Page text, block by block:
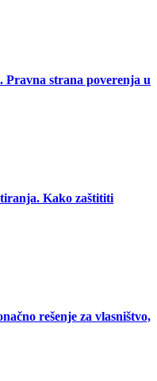
Pravna strana poverenja u
Kako zaštititi
rešenje za vlasništvo,